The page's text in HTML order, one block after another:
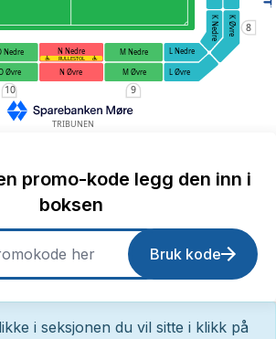
9
10
8
RULLESTOL
TRIBUNEN
K Øvre
K Nedre
L Øvre
L Nedre
N Øvre
N Nedre
M Øvre
M Nedre
Øvre
Nedre
promo-kode legg den inn i
boksen
Bruk kode
i seksjonen du vil sitte i klikk på